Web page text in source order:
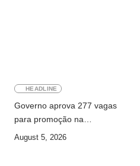
HEADLINE
Governo aprova 277 vagas
para promoção na
Administração Pública
August 5, 2026